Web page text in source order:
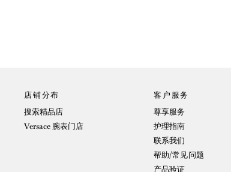
店铺分布
搜索精品店
Versace 腕表门店
客户服务
尊享服务
护理指南
联系我们
帮助/常见问题
产品验证